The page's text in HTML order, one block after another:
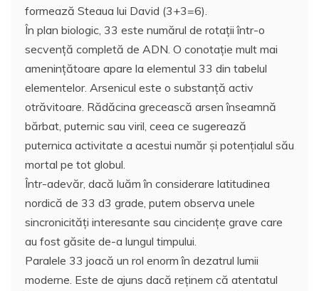
formează Steaua lui David (3+3=6).
În plan biologic, 33 este numărul de rotaţii într-o
secvenţă completă de ADN. O conotaţie mult mai
ameninţătoare apare la elementul 33 din tabelul
elementelor. Arsenicul este o substanţă activ
otrăvitoare. Rădăcina grecească arsen înseamnă
bărbat, puternic sau viril, ceea ce sugerează
puternica activitate a acestui număr şi potenţialul său
mortal pe tot globul.
Într-adevăr, dacă luăm în considerare latitudinea
nordică de 33 d3 grade, putem observa unele
sincronicităţi interesante sau cincidenţe grave care
au fost găsite de-a lungul timpului.
Paralele 33 joacă un rol enorm în dezatrul lumii
moderne. Este de ajuns dacă reţinem că atentatul